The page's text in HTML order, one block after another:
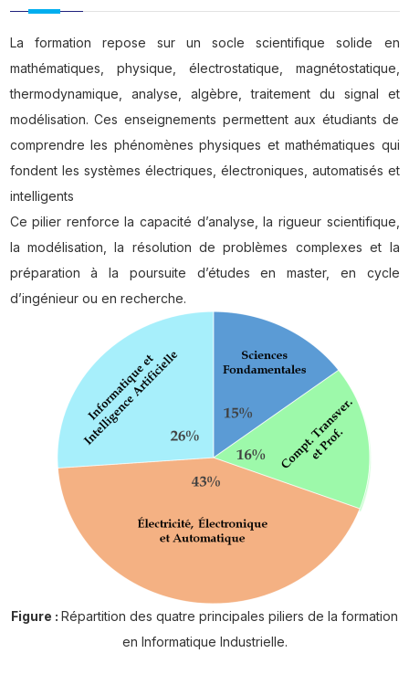
La formation repose sur un socle scientifique solide en
mathématiques, physique, électrostatique, magnétostatique,
thermodynamique, analyse, algèbre, traitement du signal et
modélisation. Ces enseignements permettent aux étudiants de
comprendre les phénomènes physiques et mathématiques qui
fondent les systèmes électriques, électroniques, automatisés et
intelligents
Ce pilier renforce la capacité d’analyse, la rigueur scientifique,
la modélisation, la résolution de problèmes complexes et la
préparation à la poursuite d’études en master, en cycle
d’ingénieur ou en recherche.
Figure : Répartition des quatre principales piliers de la formation
en Informatique Industrielle.